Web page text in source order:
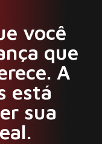
você
que
A
está
sua